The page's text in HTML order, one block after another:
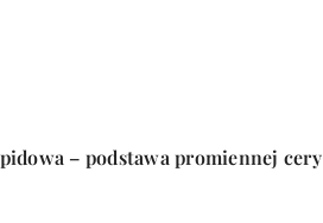
– podstawa promiennej cery